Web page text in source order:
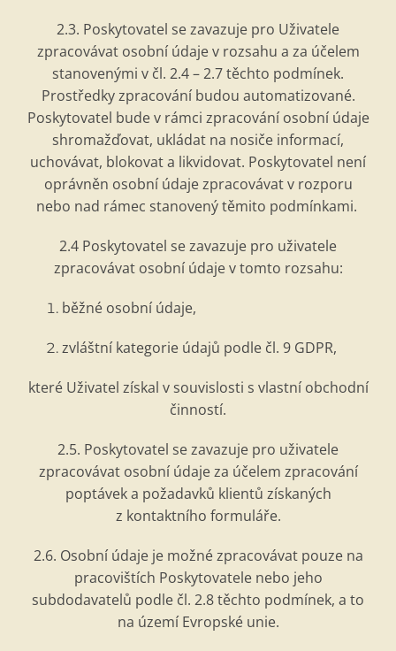
2.3. Poskytovatel se zavazuje pro Uživatele
zpracovávat osobní údaje v rozsahu a za účelem
stanovenými v čl. 2.4 – 2.7 těchto podmínek.
Prostředky zpracování budou automatizované.
Poskytovatel bude v rámci zpracování osobní údaje
shromažďovat, ukládat na nosiče informací,
uchovávat, blokovat a likvidovat. Poskytovatel není
oprávněn osobní údaje zpracovávat v rozporu
nebo nad rámec stanovený těmito podmínkami.
2.4 Poskytovatel se zavazuje pro uživatele
zpracovávat osobní údaje v tomto rozsahu:
běžné osobní údaje,
zvláštní kategorie údajů podle čl. 9 GDPR,
které Uživatel získal vsouvislosti s vlastní obchodní
činností.
2.5. Poskytovatel se zavazuje pro uživatele
zpracovávat osobní údaje za účelem zpracování
poptávek a požadavků klientů získaných
z kontaktního formuláře.
2.6. Osobní údaje je možnézpracovávat pouze na
pracovištích Poskytovatele nebo jeho
subdodavatelů podle čl. 2.8 těchto podmínek, a to
na území Evropské unie.